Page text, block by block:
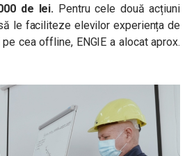
de lei. Pentru cele două acțiuni
le faciliteze elevilor experiența de
cea offline, ENGIE a alocat aprox.